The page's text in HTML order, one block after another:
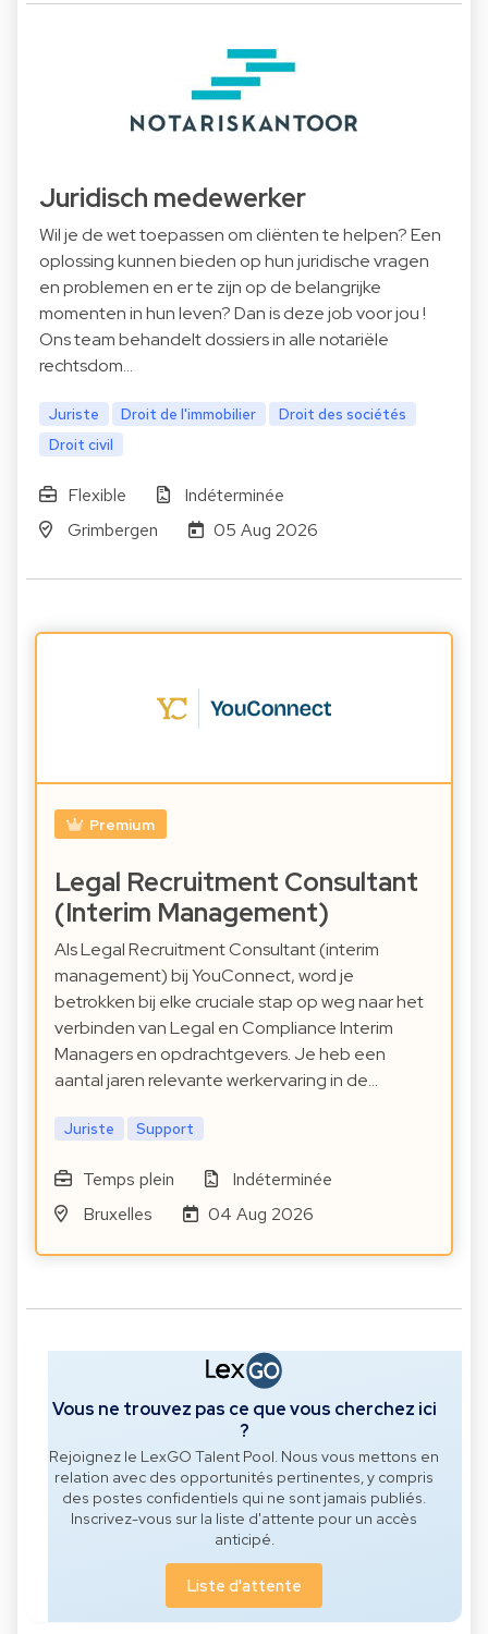
Juridisch medewerker
Wil je de wet toepassen om cliënten te helpen? Een
oplossing kunnen bieden op hun juridische vragen
en problemen en er te zijn op de belangrijke
momenten in hun leven? Dan is deze job voor jou !
Ons team behandelt dossiers in alle notariële
rechtsdom…
Juriste Droit de l'immobilier
Droit des sociétés
Droit civil
Flexible
Indéterminée
Grimbergen
05 Aug 2026
Premium
Legal Recruitment Consultant
(Interim Management)
Als Legal Recruitment Consultant (interim
management) bij YouConnect, word je
betrokken bij elke cruciale stap op weg naar het
verbinden van Legal en Compliance Interim
Managers en opdrachtgevers. Je heb een
aantal jaren relevante werkervaring in de…
Juriste Support
Temps plein
Indéterminée
Bruxelles
04 Aug 2026
Vous ne trouvez pas ce que vous cherchez ici
?
Rejoignez le LexGO Talent Pool. Nous vous mettons en
relation avec des opportunités pertinentes, y compris
des postes confidentiels qui ne sont jamais publiés.
Inscrivez-vous sur la liste d'attente pour un accès
anticipé.
Liste d'attente